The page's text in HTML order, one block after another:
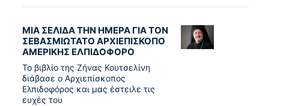
ΜΙΑ ΣΕΛΙΔΑ ΤΗΝ ΗΜΕΡΑ ΓΙΑ ΤΟΝ
ΣΕΒΑΣΜΙΩΤΑΤΟ ΑΡΧΙΕΠΙΣΚΟΠΟ
ΑΜΕΡΙΚΗΣ ΕΛΠΙΔΟΦΟΡΟ
Το βιβλίο της Ζήνας Κουτσελίνη
διάβασε ο Αρχιεπίσκοπος
Ελπιδοφόρος και μας έστειλε τις
ευχές του